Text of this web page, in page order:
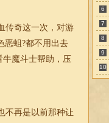
传奇这一次，对游
恶蛆?都不用出去
牛魔斗士帮助，压
不再是以前那种让
6
7
8
9
10